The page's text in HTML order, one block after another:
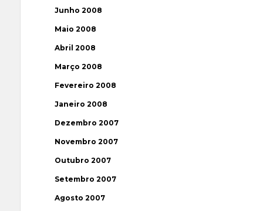
Junho 2008
Maio 2008
Abril 2008
Março 2008
Fevereiro 2008
Janeiro 2008
Dezembro 2007
Novembro 2007
Outubro 2007
Setembro 2007
Agosto 2007